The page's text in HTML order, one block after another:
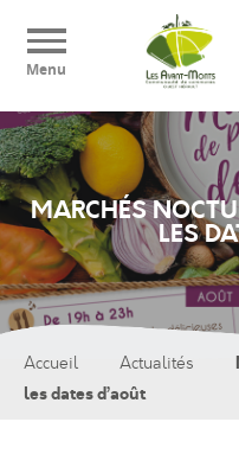
Menu
MARCHÉS
LES
Accueil Actualités
les dates d’août
Panneau de gestion des cookies